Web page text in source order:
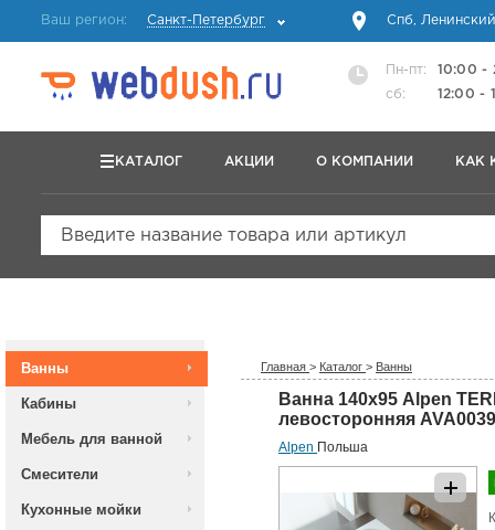
Ваш регион: Санкт-Петербург Спб,
Пн-пт:
10:00 -
сб:
12:00 -
КАТАЛОГ АКЦИИ О КОМПАНИИ КАК
Введите название товара или артикул
Ванны
Кабины
Мебель для ванной
Смесители
Кухонные мойки
Главная > Каталог > Ванны
Ванна 140х95 Alpen
левосторонняя AVA0039
Alpen Польша